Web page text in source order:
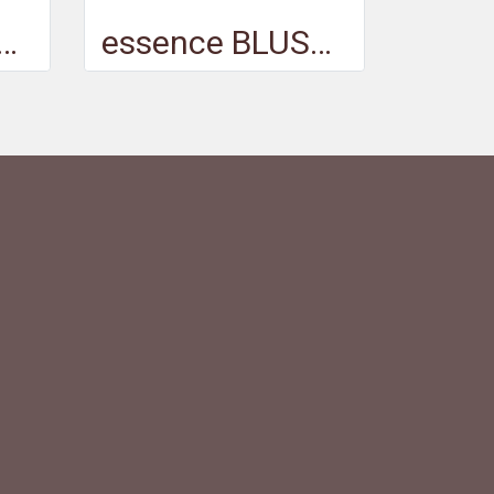
เอสเซนส์ บลัช ครัช 120 essence BLUSH crush! 110 - เอสเซนส์ บลัช ครัช 110